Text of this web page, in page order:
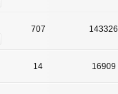
707 143326
14 16909